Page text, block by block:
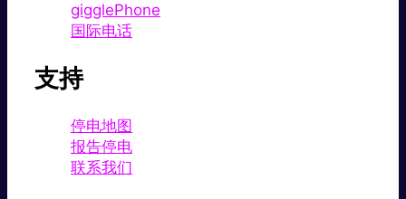
gigglePhone
国际电话
支持
停电地图
报告停电
联系我们